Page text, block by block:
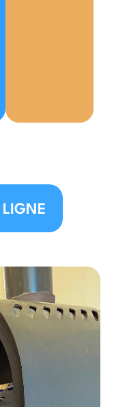
LIGNE